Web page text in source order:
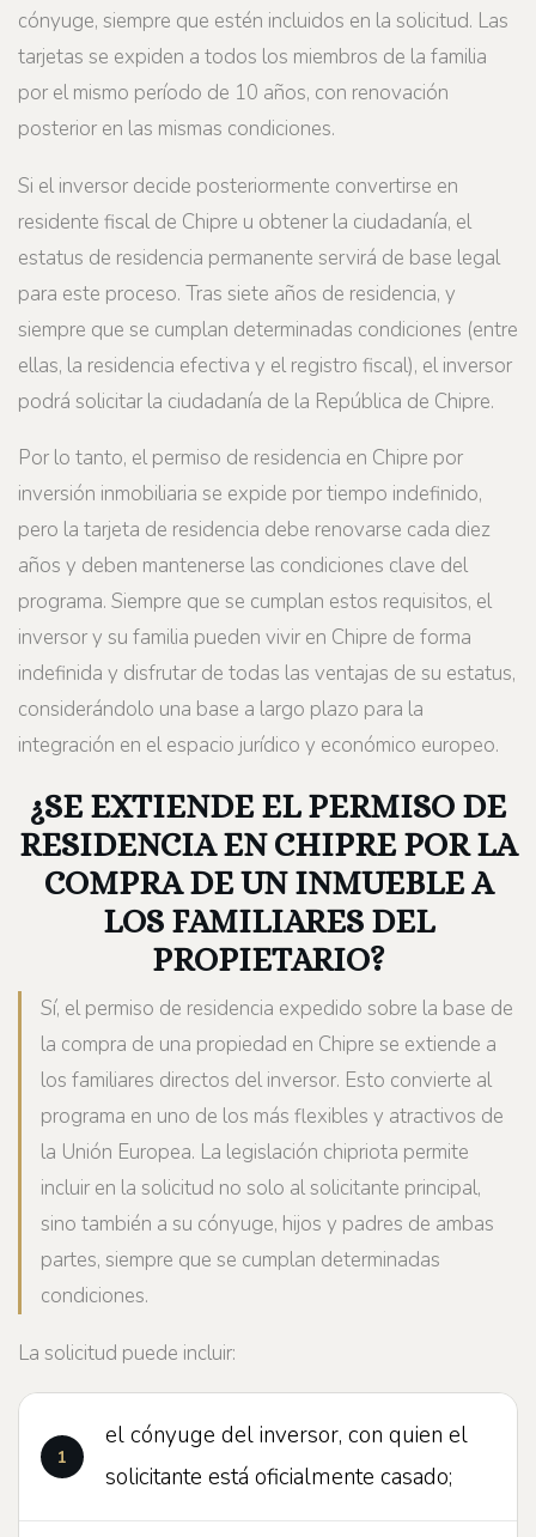
cónyuge, siempre que estén incluidos en la solicitud. Las
tarjetas se expiden a todos los miembros de la familia
por el mismo período de 10 años, con renovación
posterior en las mismas condiciones.
Si el inversor decide posteriormente convertirse en
residente fiscal de Chipre u obtener la ciudadanía, el
estatus de residencia permanente servirá de base legal
para este proceso. Tras siete años de residencia, y
siempre que se cumplan determinadas condiciones (entre
ellas, la residencia efectiva y el registro fiscal), el inversor
podrá solicitar la ciudadanía de la República de Chipre.
Por lo tanto, el permiso de residencia en Chipre por
inversión inmobiliaria se expide por tiempo indefinido,
pero la tarjeta de residencia debe renovarse cada diez
años y deben mantenerse las condiciones clave del
programa. Siempre que se cumplan estos requisitos, el
inversor y su familia pueden vivir en Chipre de forma
indefinida y disfrutar de todas las ventajas de su estatus,
considerándolo una base a largo plazo para la
integración en el espacio jurídico y económico europeo.
¿SE EXTIENDE EL PERMISO DE
RESIDENCIA EN CHIPRE POR LA
COMPRA DE UN INMUEBLE A
LOS FAMILIARES DEL
PROPIETARIO?
Sí, el permiso de residencia expedido sobre la base de
la compra de una propiedad en Chipre se extiende a
los familiares directos del inversor. Esto convierte al
programa en uno de los más flexibles y atractivos de
la Unión Europea. La legislación chipriota permite
incluir en la solicitud no solo al solicitante principal,
sino también a su cónyuge, hijos y padres de ambas
partes, siempre que se cumplan determinadas
condiciones.
La solicitud puede incluir:
el cónyuge del inversor, con quien el
solicitante está oficialmente casado;